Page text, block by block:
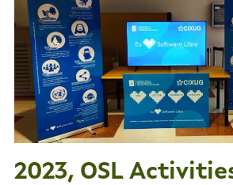
2023, OSL